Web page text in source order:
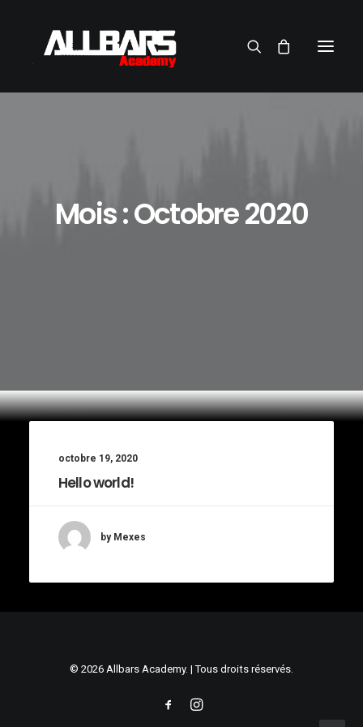
Mois : Octobre 2020
octobre 19, 2020
Hello world!
by Mexes
© 2026 Allbars Academy. | Tous droits réservés.